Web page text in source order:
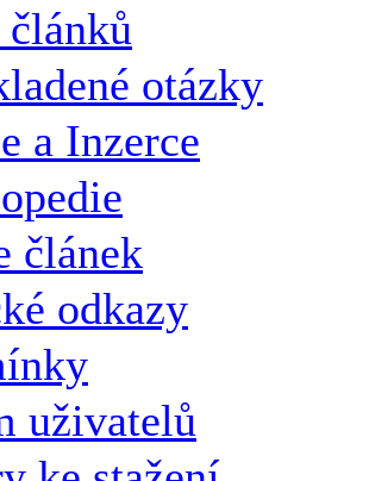
otázky
a Inzerce
článek
odkazy
uživatelů